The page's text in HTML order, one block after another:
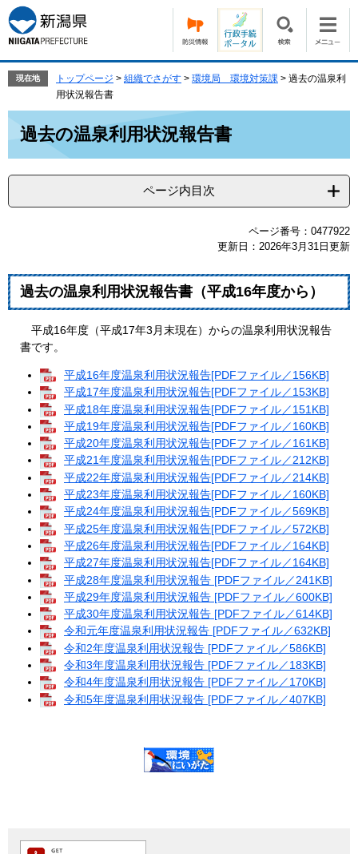
ー
ジ
の
で
す。
ニ
ュ
ー
ば
本
文
現在地 トップページ > 組織でさがす > 環境局 環境対策課 > 過去の温泉利
用状況報告書
過去の温泉利用状況報告書
ページ内目次
ページ番号：0477922
更新日：2026年3月31日更新
過去の温泉利用状況報告書（平成16年度から）
平成16年度（平成17年3月末現在）からの温泉利用状況報告
書です。
平成16年度温泉利用状況報告[PDFファイル／156KB]
平成17年度温泉利用状況報告[PDFファイル／153KB]
平成18年度温泉利用状況報告[PDFファイル／151KB]
平成19年度温泉利用状況報告[PDFファイル／160KB]
平成20年度温泉利用状況報告[PDFファイル／161KB]
平成21年度温泉利用状況報告[PDFファイル／212KB]
平成22年度温泉利用状況報告[PDFファイル／214KB]
平成23年度温泉利用状況報告[PDFファイル／160KB]
平成24年度温泉利用状況報告[PDFファイル／569KB]
平成25年度温泉利用状況報告[PDFファイル／572KB]
平成26年度温泉利用状況報告[PDFファイル／164KB]
平成27年度温泉利用状況報告[PDFファイル／164KB]
平成28年度温泉利用状況報告 [PDFファイル／241KB]
平成29年度温泉利用状況報告 [PDFファイル／600KB]
平成30年度温泉利用状況報告 [PDFファイル／614KB]
令和元年度温泉利用状況報告 [PDFファイル／632KB]
令和2年度温泉利用状況報告 [PDFファイル／586KB]
令和3年度温泉利用状況報告 [PDFファイル／183KB]
令和4年度温泉利用状況報告 [PDFファイル／170KB]
令和5年度温泉利用状況報告 [PDFファイル／407KB]